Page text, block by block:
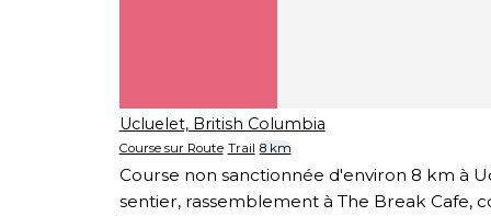
Ucluelet, British Columbia
Course sur Route Trail 8 km
Course non sanctionnée d'environ 8 km à
sentier, rassemblement à The Break Cafe,